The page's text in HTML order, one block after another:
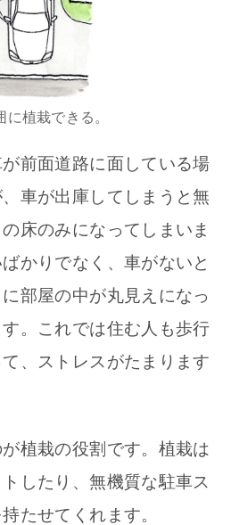
植栽できる。
前面道路に面している場
車が出庫してしまうと無
床のみになってしまいま
かりでなく、車がないと
部屋の中が丸見えになっ
。これでは住む人も歩行
、ストレスがたまります
植栽の役割です。植栽は
したり、無機質な駐車ス
たせてくれます。